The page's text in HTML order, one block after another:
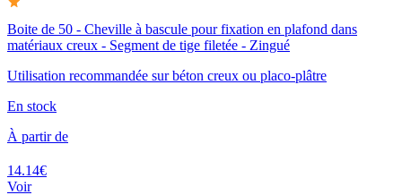
Boite de 50 - Cheville à bascule pour fixation en plafond dans
matériaux creux - Segment de tige filetée - Zingué
Utilisation recommandée sur béton creux ou placo-plâtre
En stock
À partir de
14.14€
Voir